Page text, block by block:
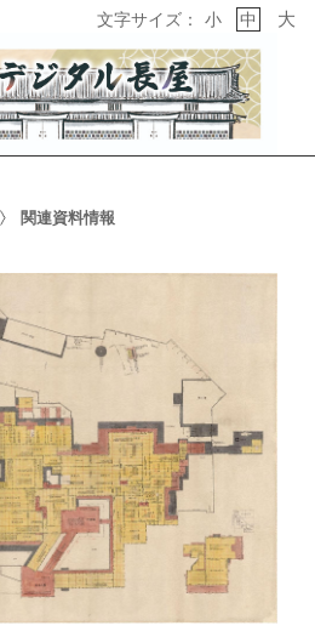
文字サイズ： 小 中 大
関連資料情報